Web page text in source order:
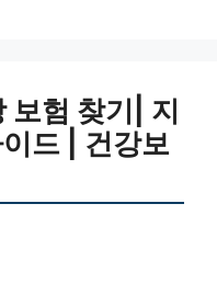
보험 찾기| 지
드 | 건강보